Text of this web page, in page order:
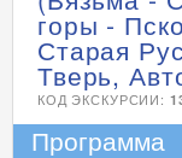
горы -
Старая
Тверь,
КОД ЭКСКУРСИИ:
Программа